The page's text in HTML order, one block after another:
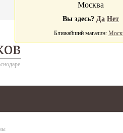
Москва
Вы здесь? Да Нет
Ближайший магазин: